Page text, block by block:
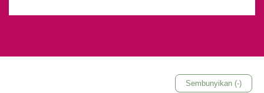
Paskah bagi TUHAN yang melewatkan rumah
Sembunyikan (-)